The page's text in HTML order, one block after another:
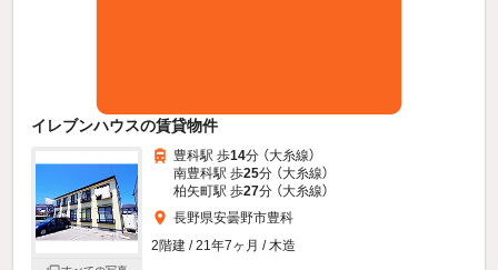
イレブンハウスの賃貸物件
豊科駅 歩14分 （大糸線）
南豊科駅 歩25分 （大糸線）
柏矢町駅 歩27分 （大糸線）
長野県安曇野市豊科
2階建 / 21年7ヶ月 / 木造